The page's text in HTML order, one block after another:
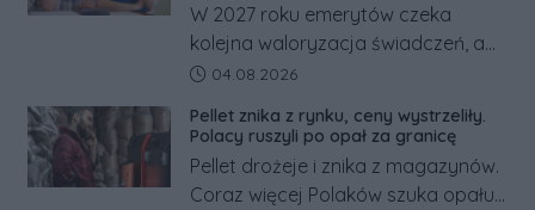
W 2027 roku emerytów czeka
kolejna waloryzacja świadczeń, a
pracowników podwyżka płacy
tym zmianom zyskają.
Data dodania artykułu:
04.08.2026
Pellet znika z rynku, ceny wystrzeliły.
Polacy ruszyli po opał za granicę
Pellet drożeje i znika z magazynów.
Coraz więcej Polaków szuka opału